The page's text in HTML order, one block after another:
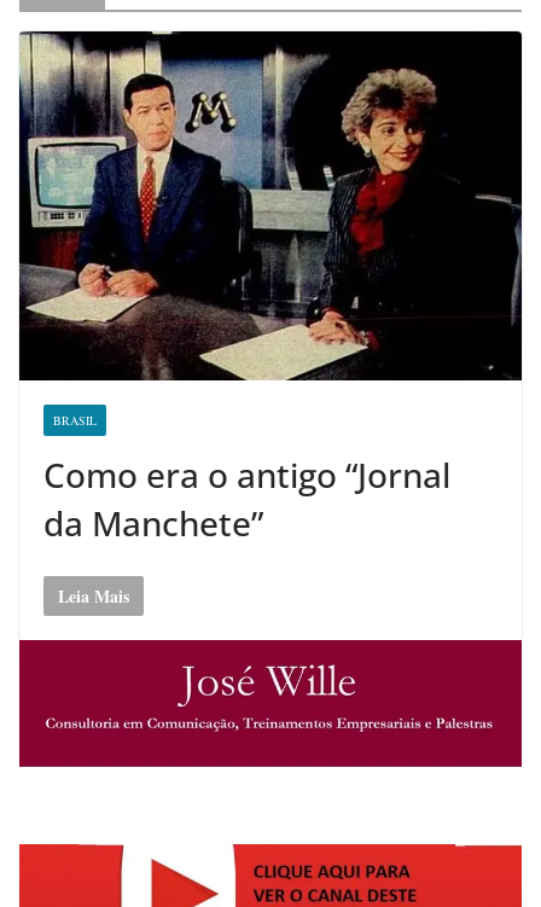
BRASIL
Como era o antigo “Jornal
da Manchete”
Leia Mais